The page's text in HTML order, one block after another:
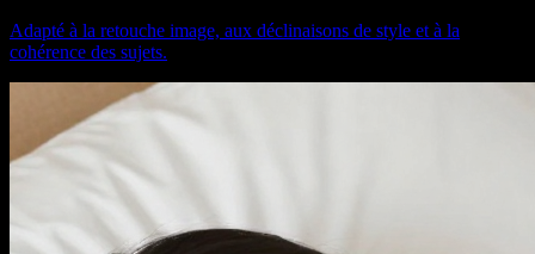
Adapté à la retouche image, aux déclinaisons de style et à la
cohérence des sujets.